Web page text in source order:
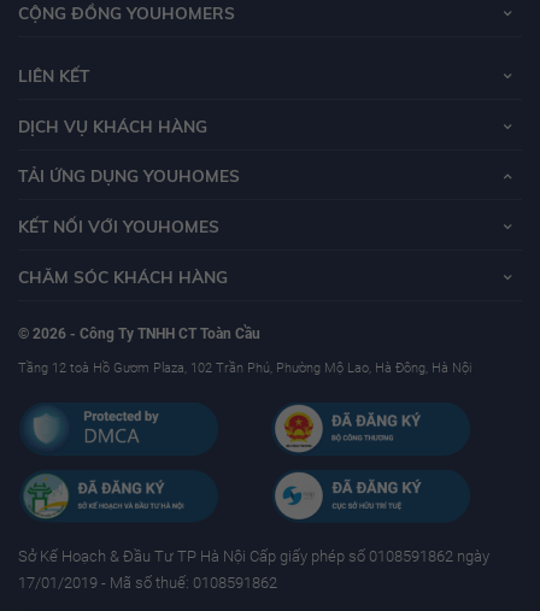
CỘNG ĐỒNG YOUHOMERS
LIÊN KẾT
DỊCH VỤ KHÁCH HÀNG
TẢI ỨNG DỤNG YOUHOMES
KẾT NỐI VỚI YOUHOMES
CHĂM SÓC KHÁCH HÀNG
© 2026 - Công Ty TNHH CT Toàn Cầu
Tầng 12 toà Hồ Gươm Plaza, 102 Trần Phú, Phường Mộ Lao, Hà Đông, Hà Nội
Sở Kế Hoạch & Ðầu Tư TP Hà Nội Cấp giấy phép số 0108591862 ngày
17/01/2019 - Mã số thuế: 0108591862